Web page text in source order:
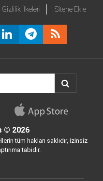
Gizlilik İlkeleri Sitene Ekle
© 2026
tüm hakları saklıdır, izinsiz
tabidir.